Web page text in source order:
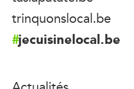
trinquonslocal.be
jecuisinelocal.be